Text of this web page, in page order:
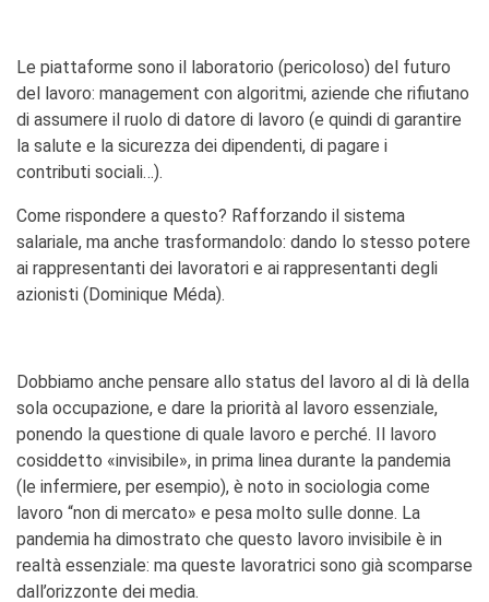
Le piattaforme sono il laboratorio (pericoloso) del futuro
del lavoro: management con algoritmi, aziende che rifiutano
di assumere il ruolo di datore di lavoro (e quindi di garantire
la salute e la sicurezza dei dipendenti, di pagare i
contributi sociali…).
Come rispondere a questo? Rafforzando il sistema
salariale, ma anche trasformandolo: dando lo stesso potere
ai rappresentanti dei lavoratori e ai rappresentanti degli
azionisti (Dominique Méda).
Dobbiamo anche pensare allo status del lavoro al di là della
sola occupazione, e dare la priorità al lavoro essenziale,
ponendo la questione di quale lavoro e perché. Il lavoro
cosiddetto «invisibile», in prima linea durante la pandemia
(le infermiere, per esempio), è noto in sociologia come
lavoro “non di mercato» e pesa molto sulle donne. La
pandemia ha dimostrato che questo lavoro invisibile è in
realtà essenziale: ma queste lavoratrici sono già scomparse
dall’orizzonte dei media.